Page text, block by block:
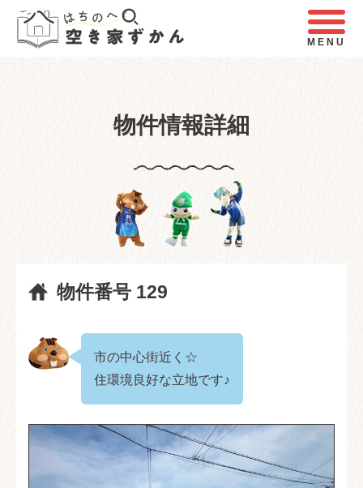
MENU
物件情報詳細
物件番号 129
市の中心街近く☆
住環境良好な立地です♪